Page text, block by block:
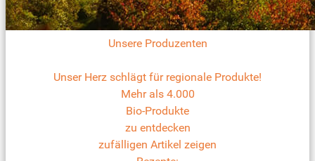
Unsere Produzenten
Unser Herz schlägt für regionale Produkte!
Mehr als 4.000
Bio-Produkte
zu entdecken
zufälligen Artikel zeigen